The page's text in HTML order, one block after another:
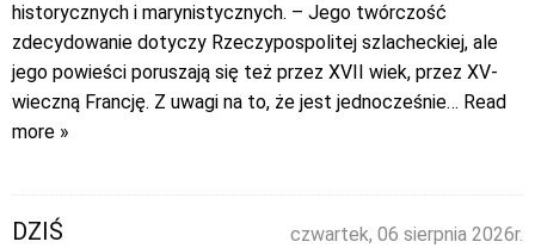
historycznych i marynistycznych. – Jego twórczość
zdecydowanie dotyczy Rzeczypospolitej szlacheckiej, ale
jego powieści poruszają się też przez XVII wiek, przez XV-
wieczną Francję. Z uwagi na to, że jest jednocześnie… Read
more »
czwartek, 06 sierpnia 2026r.
DZIŚ